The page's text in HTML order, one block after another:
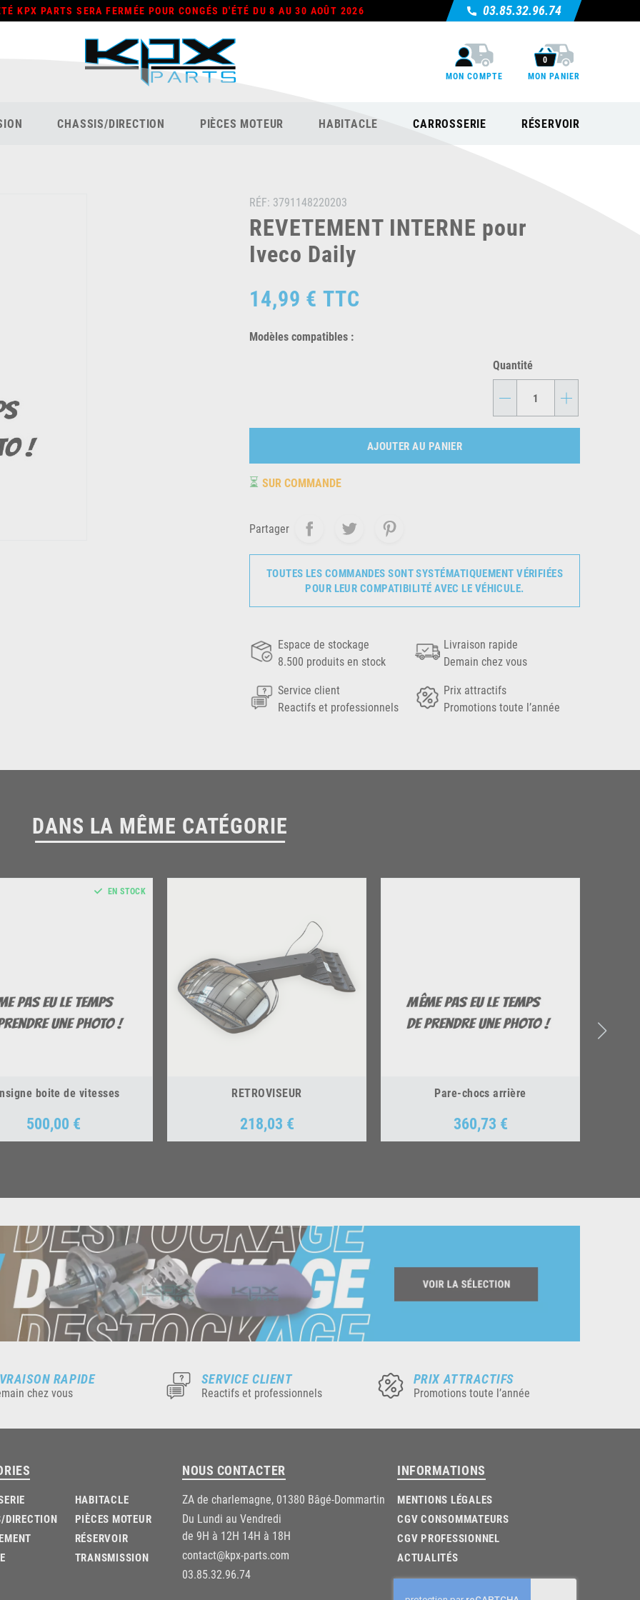
KPX PARTS SERA FERMÉE POUR CONGÉS D'ÉTÉ DU 8 AU 30 AOÛT 2026 03.85.32.96.74
MON COMPTE
0
MON PANIER
CHASSIS/DIRECTION PIÈCES MOTEUR HABITACLE CARROSSERIE RÉSERVOIR
RÉF: 3791148220203
REVETEMENT INTERNE pour
Iveco Daily
14,99 € TTC
Modèles compatibles :
Quantité
- +
AJOUTER AU PANIER
⏳ SUR COMMANDE
Partager
TOUTES LES COMMANDES SONT SYSTÉMATIQUEMENT VÉRIFIÉES
POUR LEUR COMPATIBILITÉ AVEC LE VÉHICULE.
Espace de stockage
8.500 produits en stock
Livraison rapide
Demain chez vous
Service client
Reactifs et professionnels
Prix attractifs
Promotions toute l’année
DANS LA MÊME CATÉGORIE
boite de vitesses
Prix
500,00 €
EN STOCK
RETROVISEUR
Prix
218,03 €
Pare-chocs arrière
Prix
360,73 €
RAPIDE
chez vous
SERVICE CLIENT
Reactifs et professionnels
PRIX ATTRACTIFS
Promotions toute l’année
DIRECTION
HABITACLE
PIÈCES MOTEUR
RÉSERVOIR
TRANSMISSION
NOUS CONTACTER
ZA de charlemagne, 01380 Bâgé-Dommartin
Du Lundi au Vendredi
de 9H à 12H 14H à 18H
contact@kpx-parts.com
03.85.32.96.74
INFORMATIONS
MENTIONS LÉGALES
CGV CONSOMMATEURS
CGV PROFESSIONNEL
ACTUALITÉS